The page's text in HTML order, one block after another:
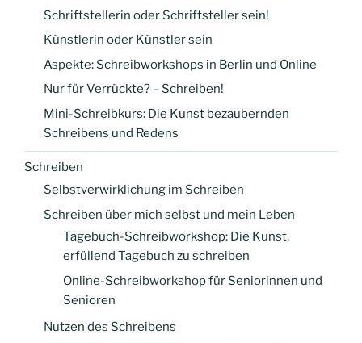
Schriftstellerin oder Schriftsteller sein!
Künstlerin oder Künstler sein
Aspekte: Schreibworkshops in Berlin und Online
Nur für Verrückte? – Schreiben!
Mini-Schreibkurs: Die Kunst bezaubernden
Schreibens und Redens
Schreiben
Selbstverwirklichung im Schreiben
Schreiben über mich selbst und mein Leben
Tagebuch-Schreibworkshop: Die Kunst,
erfüllend Tagebuch zu schreiben
Online-Schreibworkshop für Seniorinnen und
Senioren
Nutzen des Schreibens